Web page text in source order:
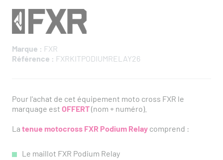
Marque : FXR
Référence : FXRKITPODIUMRELAY26
Pour l'achat de cet équipement moto cross FXR le
marquage est OFFERT(nom + numéro).
La tenue motocross FXR Podium Relay comprend :
Le maillot FXR Podium Relay